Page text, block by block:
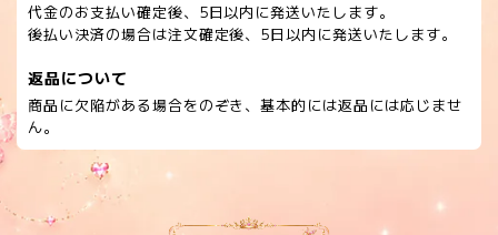
代金のお支払い確定後、5日以内に発送いたします。
後払い決済の場合は注文確定後、5日以内に発送いたします。
返品について
商品に欠陥がある場合をのぞき、基本的には返品には応じませ
ん。